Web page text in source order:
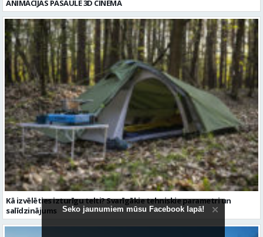
Kā izvēlēties izturīgu telti? Svarīgākie tehniskie parametri un
salīdzinājums
Seko jaunumiem mūsu Facebook lapā!